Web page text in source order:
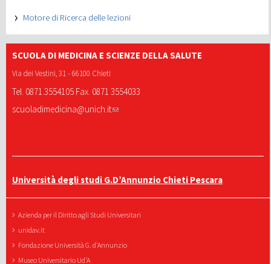
Motore di Ricerca delle lezioni
SCUOLA DI MEDICINA E SCIENZE DELLA SALUTE
Via dei Vestini, 31 - 66100 Chieti
Tel. 0871.3554105 Fax. 0871 3554033
scuoladimedicina@unich.it
Università degli studi G.D’Annunzio Chieti Pescara
Azienda per il Diritto agli Studi Universitari
unidav.it
Fondazione Università G. d'Annunzio
Museo Universitario Ud'A